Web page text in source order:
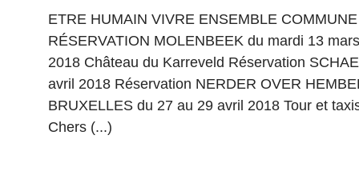
ETRE HUMAIN VIVRE ENSEMBLE
RÉSERVATION MOLENBEEK du mardi 13
2018 Château du Karreveld Réservation
avril 2018 Réservation NERDER OVER
BRUXELLES du 27 au 29 avril 2018 Tour et
Chers (...)